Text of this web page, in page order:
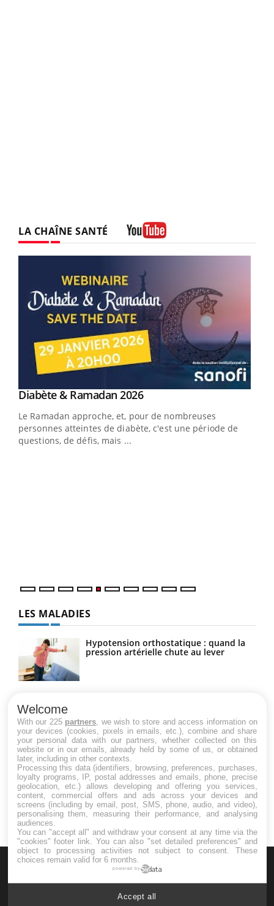
LA CHAÎNE SANTÉ
Youtube
Diabète & Ramadan 2026Youtube
Le Ramadan approche, et, pour de nombreuses
personnes atteintes de diabète, c'est une période de
questions, de défis, mais ...
LES MALADIES
Hypotension orthostatique : quand la
pression artérielle chute au lever
Maladie de Charcot (Sclérose latérale
amyotrophique)
Welcome
With our 225 partners , we wish to store and access information on
your devices (cookies, pixels in emails, etc.), combine and share
your personal data with our partners, whether collected on this
website or in our emails, already held by some of us, or obtained
later, including in other contexts.
Processing this data (identifiers, browsing, preferences, purchases,
loyalty programs, IP, postal addresses and emails, phone, precise
geolocation, etc.) allows developing and offering you services,
content, commercial offers and ads across your devices and
screens (including by email, post, SMS, phone, audio, and video),
personalising them, measuring their performance, and analysing
audiences.
You can "accept all" and withdraw your consent at any time via the
"cookies" footer link . You can also "set detailed preferences" and
object to processing activities not subject to consent. These
choices remain valid for 6 months.
powered by
Accept all